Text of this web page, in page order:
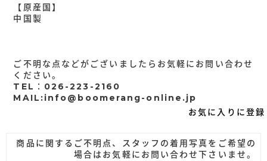
商品に関するご不明点、スタッフの着用写真をご希望の
場合はお気軽にお問い合わせ下さいませ。
【原産国】
中国製
ご不明な点などがございましたらお気軽にお問い合わせ
ください。
TEL：026-223-2160
MAIL:info@boomerang-online.jp
お気に入りに登録